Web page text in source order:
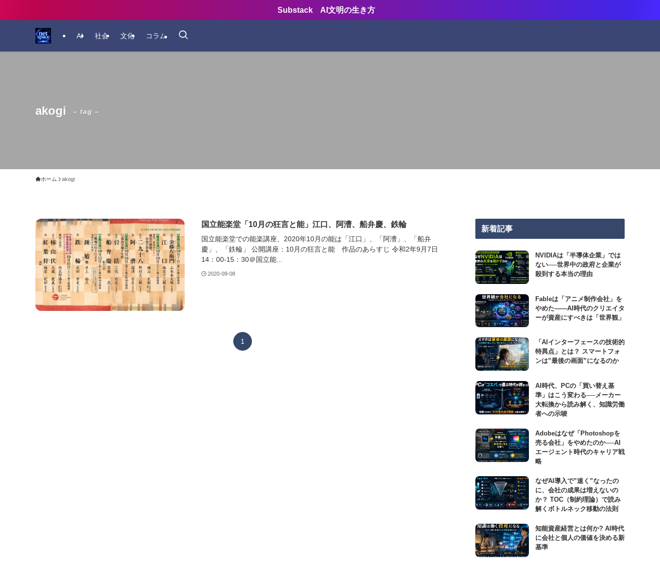
Substack AI文明の生き方
AI 社会 文化 コラム
akogi – tag –
ホーム akogi
国立能楽堂「10月の狂言と能」江口、阿漕、船弁慶、鉄輪
国立能楽堂での能楽講座、2020年10月の能は「江口」、「阿漕」、「船弁
慶」、「鉄輪」 公開講座：10月の狂言と能 作品のあらすじ 令和2年9月7日
14：00-15：30＠国立能...
2020-09-08
1
新着記事
NVIDIAは「半導体企業」では
ない──世界中の政府と企業が
殺到する本当の理由
Fableは「アニメ制作会社」を
やめた――AI時代のクリエイタ
ーが資産にすべきは「世界観」
「AIインターフェースの技術的
特異点」とは？ スマートフォ
ンは”最後の画面”になるのか
AI時代、PCの「買い替え基
準」はこう変わる──メーカー
大転換から読み解く、知識労働
者への示唆
Adobeはなぜ「Photoshopを
売る会社」をやめたのか──AI
エージェント時代のキャリア戦
略
なぜAI導入で”速く”なったの
に、会社の成果は増えないの
か？ TOC（制約理論）で読み
解くボトルネック移動の法則
知能資産経営とは何か? AI時代
に会社と個人の価値を決める新
基準